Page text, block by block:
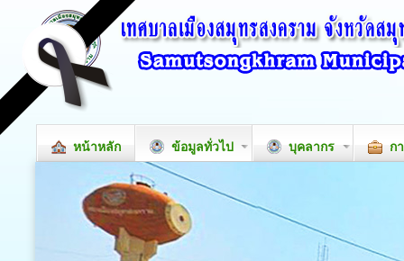
หน้าหลัก ข้อมูลทั่วไป บุคลากร ก